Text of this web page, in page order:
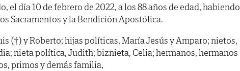
el día 10 de febrero de 2022, a los 88 años de edad, habiendo
Sacramentos y la Bendición Apostólica.
(†) y Roberto; hijas políticas, María Jesús y Amparo; nietos,
nieta política, Judith; biznieta, Celia; hermanos, hermanos
primos y demás familia,